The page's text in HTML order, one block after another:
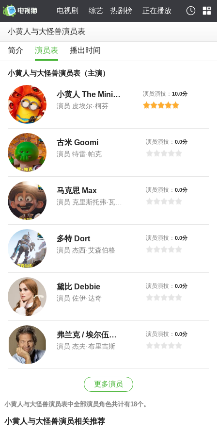
电视剧 综艺 热剧榜 正在播放
小黄人与大怪兽演员表
简介 演员表 播出时间
小黄人与大怪兽演员表（主演）
小黄人 The Minions
演员 皮埃尔·柯芬
演员演技：10.0分
古米 Goomi
演员 特雷·帕克
演员演技：0.0分
马克思 Max
演员 克里斯托弗·瓦尔兹
演员演技：0.0分
多特 Dort
演员 杰西·艾森伯格
演员演技：0.0分
黛比 Debbie
演员 佐伊·达奇
演员演技：0.0分
弗兰克 / 埃尔伍德 Frank / Elwood
演员 杰夫·布里吉斯
演员演技：0.0分
更多演员
小黄人与大怪兽演员表中全部演员角色共计有18个。
小黄人与大怪兽演员相关推荐